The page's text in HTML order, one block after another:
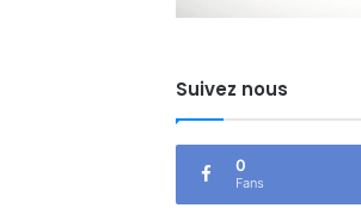
Suivez nous
0
Fans